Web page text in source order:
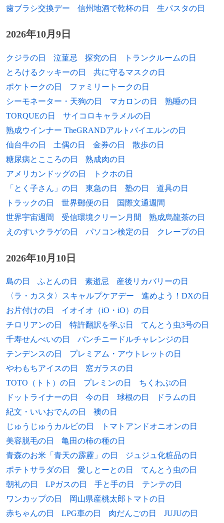
1982年 ユンディ・リ、ピアニスト
1982年 ジャーメイン・デフォー、サッカー選手
1983年
マキシム・トランコフ、フィギュアスケー
ト選手
1983年 フライング・ロータス、DJ
1984年 生田斗真、俳優、タレント
1984年 加藤和樹、俳優、歌手
1984年 夏目みな美、アナウンサー
1985年 小嶋達也、元プロ野球選手
1985年 大城祐二、元プロ野球選手
1985年 レツ、漫画家
1985年 ヤナ・ホフロワ、フィギュアスケート選手
1986年 桐生順平、競艇選手
1986年 チェレステ・ボニン、プロレスラー
MAKO、歌手、声優
1986年 谷地克文、声優
1986年 上川一哉、ミュージカル俳優
1988年 澤田亜紀、フィギュアスケート選手
ジエゴ・コスタ、サッカー選手
1988年 村田和哉、サッカー選手
1988年 リーチマイケル、ラグビー選手
歯ブラシ交換デー
信州地酒で乾杯の日 生パスタの日
2026年10月9日
クジラの日 泣菫忌 探究の日
トランクルームの日
とろけるクッキーの日
共に守るマスクの日
ポケトークの日
ファミリートークの日
シーモネーター・天狗の日
マカロンの日
熟睡の日
TORQUEの日
サイコロキャラメルの日
熟成ウインナー TheGRANDアルトバイエルンの日
仙台牛の日
土偶の日 金券の日
散歩の日
糖尿病とこころの日
熟成肉の日
アメリカンドッグの日
トクホの日
「とく子さん」の日
東急の日 塾の日
道具の日
トラックの日
世界郵便の日
国際文通週間
世界宇宙週間
受信環境クリーン月間
熟成烏龍茶の日
えのすいクラゲの日
パソコン検定の日 クレープの日
2026年10月10日
島の日 ふとんの日 素逝忌
産後リカバリーの日
〈ラ・カスタ〉スキャルプケアデー
進めよう！DXの日
お片付けの日
イオイオ（iO・iO）の日
チロリアンの日
特許翻訳を学ぶ日
てんとう虫3号の日
千寿せんべいの日
パンチニードルチャレンジの日
テンデンスの日
プレミアム・アウトレットの日
やわもちアイスの日
窓ガラスの日
TOTO（トト）の日
プレミンの日
ちくわぶの日
ドットライナーの日
今の日 球根の日
ドラムの日
紀文・いいおでんの日
襖の日
じゅうじゅうカルビの日
トマトアンドオニオンの日
美容脱毛の日
亀田の柿の種の日
青森のお米「青天の霹靂」の日
ジュジュ化粧品の日
ポテトサラダの日
愛しとーとの日
てんとう虫の日
朝礼の日
LPガスの日 手と手の日
テンテの日
ワンカップの日
岡山県産桃太郎トマトの日
赤ちゃんの日
LPG車の日 肉だんごの日 JUJUの日